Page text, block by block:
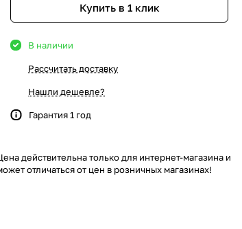
Купить в 1 клик
В наличии
Рассчитать доставку
Нашли дешевле?
Гарантия 1 год
действительна только для интернет-магазина и
отличаться от цен в розничных магазинах!